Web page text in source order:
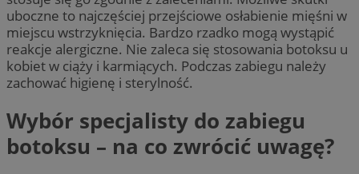
uboczne to najczęściej przejściowe osłabienie mięśni w
miejscu wstrzyknięcia. Bardzo rzadko mogą wystąpić
reakcje alergiczne. Nie zaleca się stosowania botoksu u
kobiet w ciąży i karmiących. Podczas zabiegu należy
zachować higienę i sterylność.
Wybór specjalisty do zabiegu
botoksu – na co zwrócić uwagę?